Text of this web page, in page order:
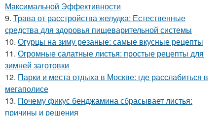
Максимальной Эффективности
9. Трава от расстройства желудка: Естественные
средства для здоровья пищеварительной системы
10. Огурцы на зиму резаные: самые вкусные рецепты
11. Огромные салатные листья: простые рецепты для
зимней заготовки
12. Парки и места отдыха в Москве: где расслабиться в
мегаполисе
13. Почему фикус бенджамина сбрасывает листья:
причины и решения